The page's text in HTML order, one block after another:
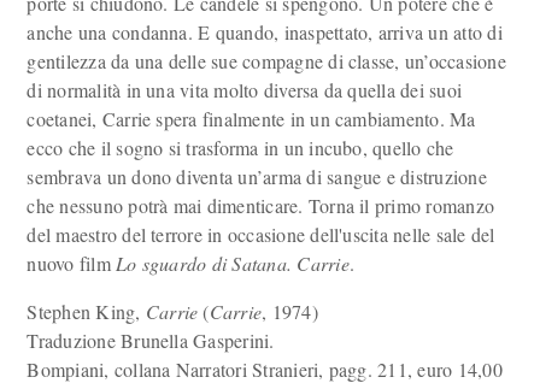
anche una condanna. E quando, inaspettato, arriva un atto di
gentilezza da una delle sue compagne di classe, un’occasione
di normalità in una vita molto diversa da quella dei suoi
coetanei, Carrie spera finalmente in un cambiamento. Ma
ecco che il sogno si trasforma in un incubo, quello che
sembrava un dono diventa un’arma di sangue e distruzione
che nessuno potrà mai dimenticare. Torna il primo romanzo
del maestro del terrore in occasione dell'uscita nelle sale del
nuovo film Lo sguardo di Satana. Carrie.
Stephen King, Carrie(Carrie, 1974)
Traduzione Brunella Gasperini.
Bompiani, collana Narratori Stranieri, pagg. 211, euro 14,00